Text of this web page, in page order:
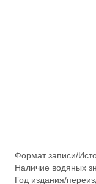
Формат записи/
Наличие водяных
Год издания/